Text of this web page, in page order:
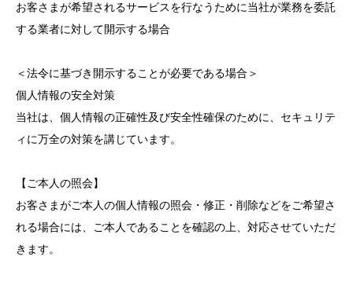
お客さまが希望されるサービスを行なうために当社が業務を委託
する業者に対して開示する場合
＜法令に基づき開示することが必要である場合＞
個人情報の安全対策
当社は、個人情報の正確性及び安全性確保のために、セキュリテ
ィに万全の対策を講じています。
【ご本人の照会】
お客さまがご本人の個人情報の照会・修正・削除などをご希望さ
れる場合には、ご本人であることを確認の上、対応させていただ
きます。